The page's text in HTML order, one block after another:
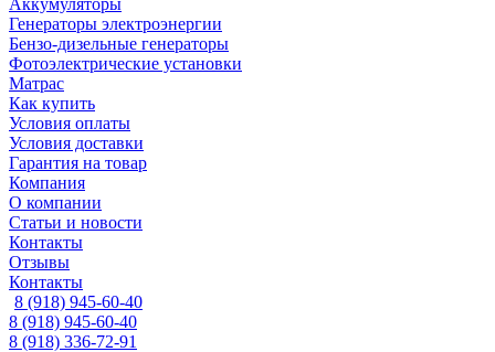
Аккумуляторы
Генераторы электроэнергии
Бензо-дизельные генераторы
Фотоэлектрические установки
Матрас
Как купить
Условия оплаты
Условия доставки
Гарантия на товар
Компания
О компании
Статьи и новости
Контакты
Отзывы
Контакты
8 (918) 945-60-40
8 (918) 945-60-40
8 (918) 336-72-91